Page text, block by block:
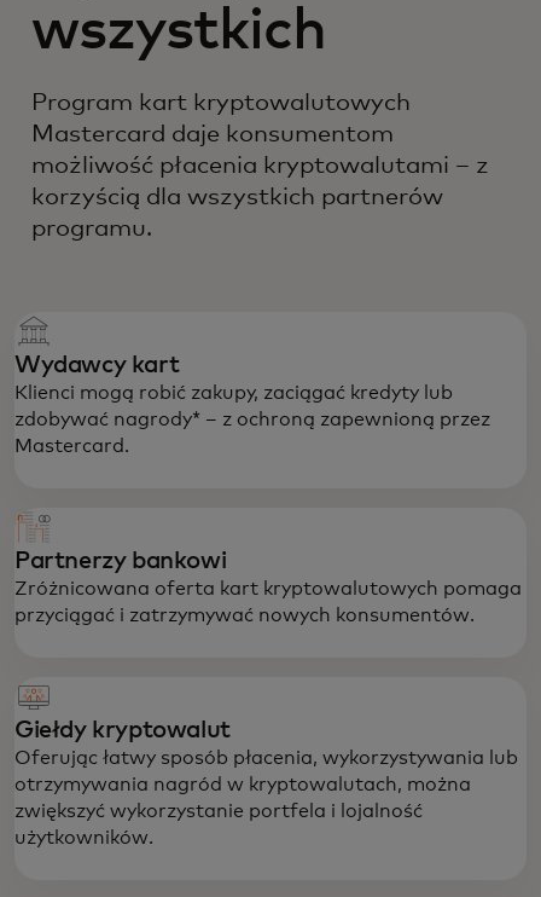
wszystkich
Program kart kryptowalutowych
Mastercard daje konsumentom
możliwość płacenia kryptowalutami – z
korzyścią dla wszystkich partnerów
programu.
Wydawcy kart
Klienci mogą robić zakupy, zaciągać kredyty lub
zdobywać nagrody* – z ochroną zapewnioną przez
Mastercard.
Partnerzy bankowi
Zróżnicowana oferta kart kryptowalutowych pomaga
przyciągać i zatrzymywać nowych konsumentów.
Giełdy kryptowalut
Oferując łatwy sposób płacenia, wykorzystywania lub
otrzymywania nagród w kryptowalutach, można
zwiększyć wykorzystanie portfela i lojalność
użytkowników.